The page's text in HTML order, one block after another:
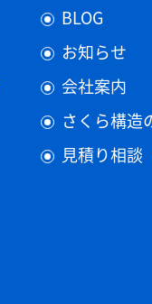
BLOG
お知らせ
会社案内
さくら構造
見積り相談